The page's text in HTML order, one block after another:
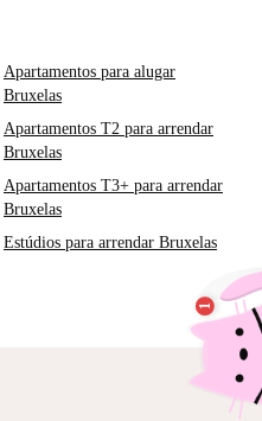
Apartamentos para alugar
Bruxelas
Apartamentos T2 para arrendar
Bruxelas
Apartamentos T3+ para arrendar
Bruxelas
Estúdios para arrendar Bruxelas